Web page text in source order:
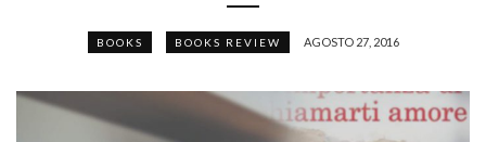
BOOKS BOOKS REVIEW AGOSTO 27, 2016